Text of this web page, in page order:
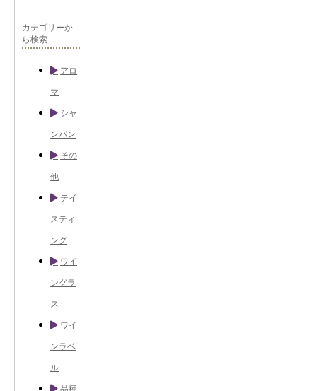
カテゴリーか
ら検索
アロ
マ
シャ
ンパン
その
他
テイ
スティ
ング
ワイ
ングラ
ス
ワイ
ンラベ
ル
品種